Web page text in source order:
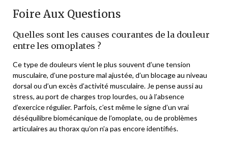
Foire Aux Questions
Quelles sont les causes courantes de la douleur
entre les omoplates ?
Ce type de douleurs vient le plus souvent d’une tension
musculaire, d’une posture mal ajustée, d’un blocage au niveau
dorsal ou d’un excès d’activité musculaire. Je pense aussi au
stress, au port de charges trop lourdes, ou à l’absence
d’exercice régulier. Parfois, c’est même le signe d’un vrai
déséquilibre biomécanique de l’omoplate, ou de problèmes
articulaires au thorax qu’on n’a pas encore identifiés.